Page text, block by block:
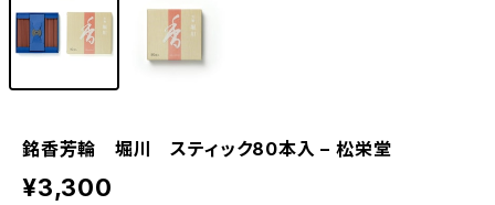
銘香芳輪 堀川 スティック80本入 – 松栄堂
¥3,300